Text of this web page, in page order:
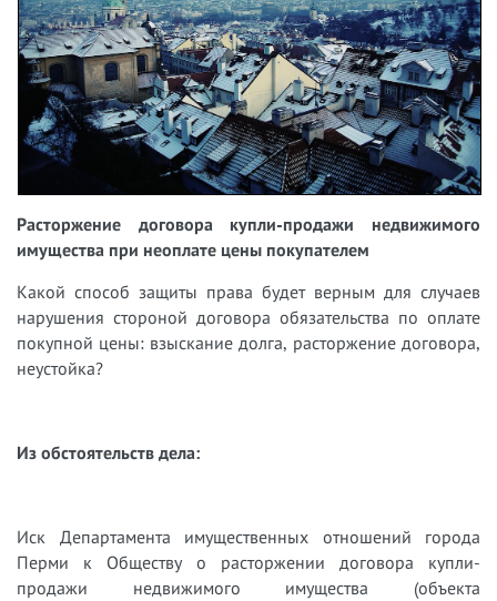
Расторжение договора купли-продажи недвижимого
имущества при неоплате цены покупателем
Какой способ защиты права будет верным для случаев
нарушения стороной договора обязательства по оплате
покупной цены: взыскание долга, расторжение договора,
неустойка?
Из обстоятельств дела:
Иск Департамента имущественных отношений города
Перми к Обществу о расторжении договора купли-
продажи недвижимого имущества (объекта